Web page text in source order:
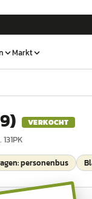
Markt
) VERKOCHT
personenbus